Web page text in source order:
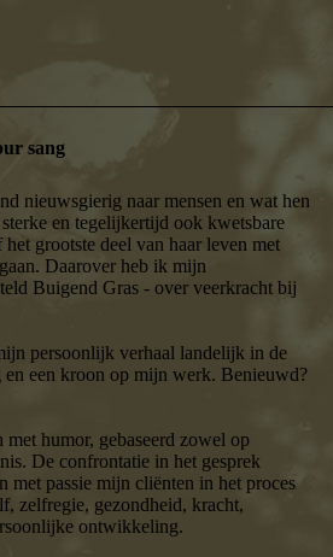
sang
nieuwsgierig naar mensen en wat hen
en tegelijkertijd ook kwetsbare
grootste deel van haar leven met
Daarover heb ik mijn
Buigend Gras - over veerkracht bij
persoonlijk verhaal landelijk in de
een kroon op mijn werk. Benieuwd?
humor, gebaseerd zowel op
De confrontatie in het gesprek
met passie mijn cliënten in het proces
zelfregie, gezondheid, kracht,
ontwikkeling.